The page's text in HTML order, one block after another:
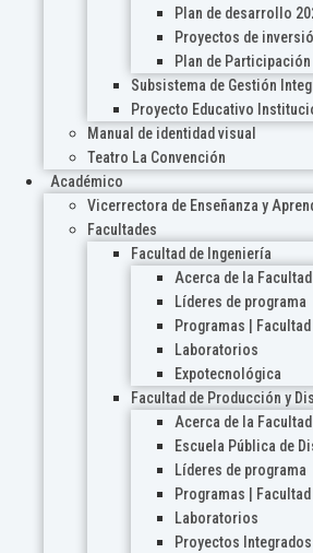
Plan de desarrollo
Proyectos de
Plan de Participación
Subsistema de Gestión
Proyecto Educativo
Manual de identidad visual
Teatro La Convención
Académico
Vicerrectora de Enseñanza y
Facultades
Facultad de Ingeniería
Acerca de la Facultad
Líderes de programa
Programas |
Laboratorios
Expotecnológica
Facultad de Producción y
Acerca de la Facultad
Escuela Pública de
Líderes de programa
Programas |
Laboratorios
Proyectos